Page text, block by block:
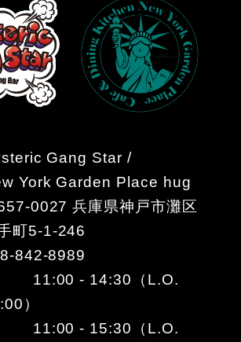
Gang Star /
York Garden Place hug
0027 兵庫県神戸市灘区
町5-1-246
842-8989
11:00 - 14:30（L.O.
）
11:00 - 15:30（L.O.